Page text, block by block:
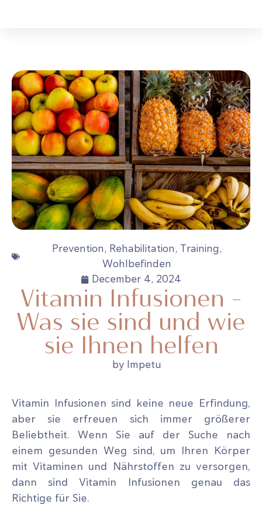
Prevention, Rehabilitation, Training,
Wohlbefinden
December 4, 2024
Vitamin Infusionen –
Was sie sind und wie
sie Ihnen helfen
by Impetu
Vitamin Infusionen sind keine neue Erfindung,
aber sie erfreuen sich immer größerer
Beliebtheit. Wenn Sie auf der Suche nach
einem gesunden Weg sind, um Ihren Körper
mit Vitaminen und Nährstoffen zu versorgen,
dann sind Vitamin Infusionen genau das
Richtige für Sie.